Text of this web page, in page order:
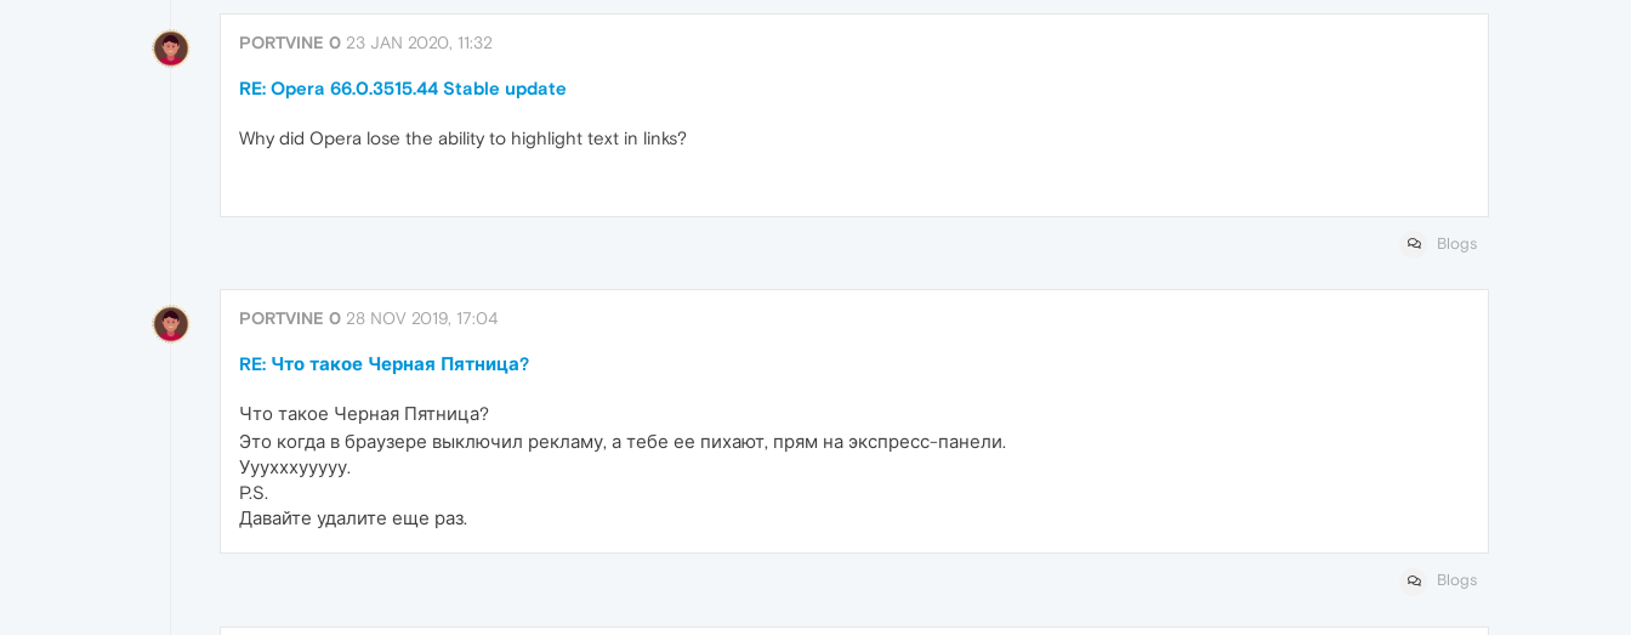
PORTVINE 0 23 JAN 2020, 11:32
RE: Opera 66.0.3515.44 Stable update
Why did Opera lose the ability to highlight text in links?
Blogs
PORTVINE 0 28 NOV 2019, 17:04
RE: Что такое Черная Пятница?
Что такое Черная Пятница?
Это когда в браузере выключил рекламу, а тебе ее пихают, прям на экспресс-панели.
Ууухххууууу.
P.S.
Давайте удалите еще раз.
Blogs